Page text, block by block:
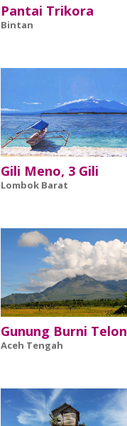
Pantai Trikora
Bintan
Gili Meno, 3 Gili
Lombok Barat
Gunung Burni
Aceh Tengah